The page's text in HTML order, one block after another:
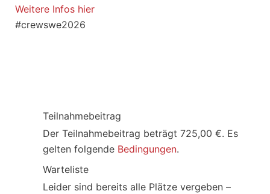
Weitere Infos hier
#crewswe2026
Teilnahmebeitrag
Der Teilnahmebeitrag beträgt 725,00 €. Es
gelten folgende Bedingungen.
Warteliste
Leider sind bereits alle Plätze vergeben –